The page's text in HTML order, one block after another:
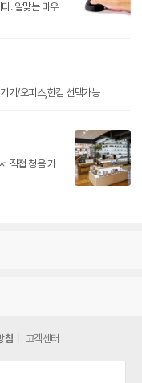
. 알맞는 마우
기/오피스,한컴 선택가능
직접 청음 가
침 고객센터